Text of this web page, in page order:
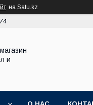
на Satu.kz
и